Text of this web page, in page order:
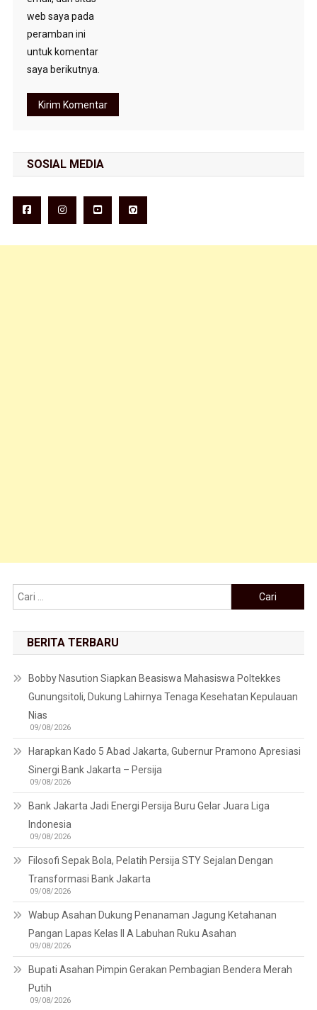
web saya pada
peramban ini
untuk komentar
saya berikutnya.
SOSIAL MEDIA
Cari untuk:
BERITA TERBARU
Bobby Nasution Siapkan Beasiswa Mahasiswa Poltekkes
Gunungsitoli, Dukung Lahirnya Tenaga Kesehatan Kepulauan
Nias
09/08/2026
Harapkan Kado 5 Abad Jakarta, Gubernur Pramono Apresiasi
Sinergi Bank Jakarta – Persija
09/08/2026
Bank Jakarta Jadi Energi Persija Buru Gelar Juara Liga
Indonesia
09/08/2026
Filosofi Sepak Bola, Pelatih Persija STY Sejalan Dengan
Transformasi Bank Jakarta
09/08/2026
Wabup Asahan Dukung Penanaman Jagung Ketahanan
Pangan Lapas Kelas II A Labuhan Ruku Asahan
09/08/2026
Bupati Asahan Pimpin Gerakan Pembagian Bendera Merah
Putih
09/08/2026